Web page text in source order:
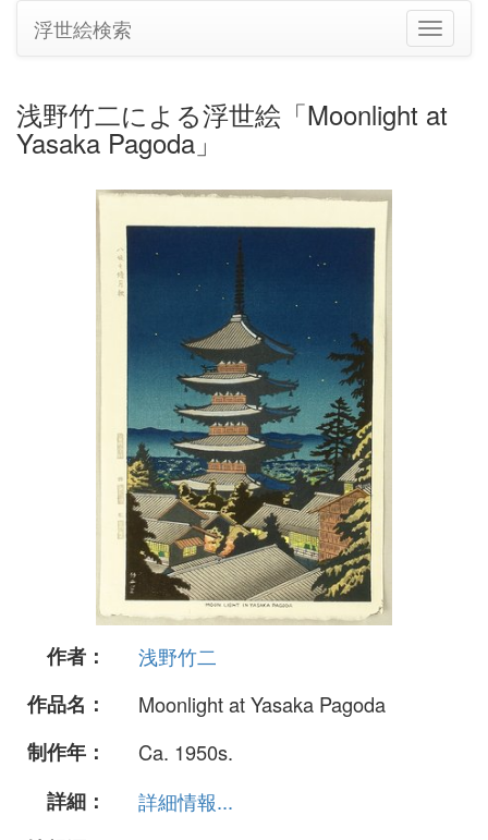
ナ
ビ
シ
浮世絵検索
浅野竹二による浮世絵「Moonlight at
Yasaka Pagoda」
作者：
浅野竹二
作品名：
Moonlight at Yasaka Pagoda
制作年：
Ca. 1950s.
詳細：
詳細情報...